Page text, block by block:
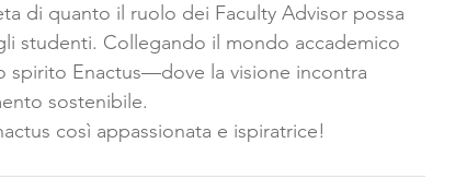
di quanto il ruolo dei Faculty Advisor possa
studenti. Collegando il mondo accademico
spirito Enactus—dove la visione incontra
sostenibile.
così appassionata e ispiratrice!